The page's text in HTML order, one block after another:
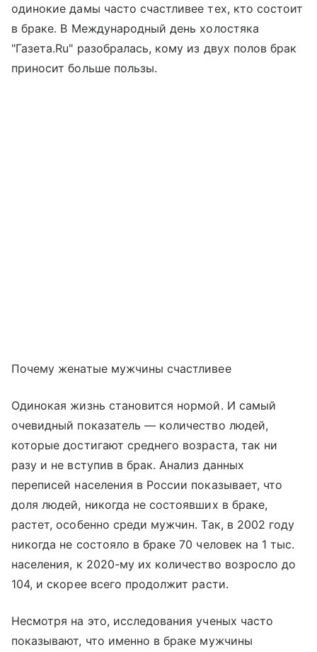
одинокие дамы часто счастливее тех, кто состоит
в браке. В Международный день холостяка
"Газета.Ru" разобралась, кому из двух полов брак
приносит больше пользы.
Почему женатые мужчины счастливее
Одинокая жизнь становится нормой. И самый
очевидный показатель — количество людей,
которые достигают среднего возраста, так ни
разу и не вступив в брак. Анализ данных
переписей населения в России показывает, что
доля людей, никогда не состоявших в браке,
растет, особенно среди мужчин. Так, в 2002 году
никогда не состояло в браке 70 человек на 1 тыс.
населения, к 2020-му их количество возросло до
104, и скорее всего продолжит расти.
Несмотря на это, исследования ученых часто
показывают, что именно в браке мужчины